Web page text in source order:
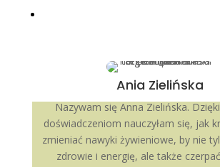
Ania Zielińska
Nazywam się Anna Zielińska.
doświadczeniom nauczyłam się, jak
zmieniać nawyki żywieniowe, by nie
zdrowie i energię, ale także